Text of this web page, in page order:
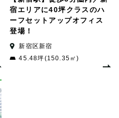
宿エリアに40坪クラスのハ
ーフセットアップオフィス
登場！
新宿区新宿
45.48坪(150.35㎡)